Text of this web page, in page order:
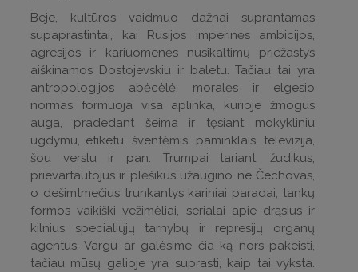
Beje, kultūros vaidmuo dažnai suprantamas
supaprastintai, kai Rusijos imperinės ambicijos,
agresijos ir kariuomenės nusikaltimų priežastys
aiškinamos Dostojevskiu ir baletu. Tačiau tai yra
antropologijos abėcėlė: moralės ir elgesio
normas formuoja visa aplinka, kurioje žmogus
auga, pradedant šeima ir tęsiant mokykliniu
ugdymu, etiketu, šventėmis, paminklais, televizija,
šou verslu ir pan. Trumpai tariant, žudikus,
prievartautojus ir plėšikus užaugino ne Čechovas,
o dešimtmečius trunkantys kariniai paradai, tankų
formos vaikiški vežimėliai, serialai apie drąsius ir
kilnius specialiųjų tarnybų ir represijų organų
agentus. Vargu ar galėsime čia ką nors pakeisti,
tačiau mūsų galioje yra suprasti, kaip tai vyksta.